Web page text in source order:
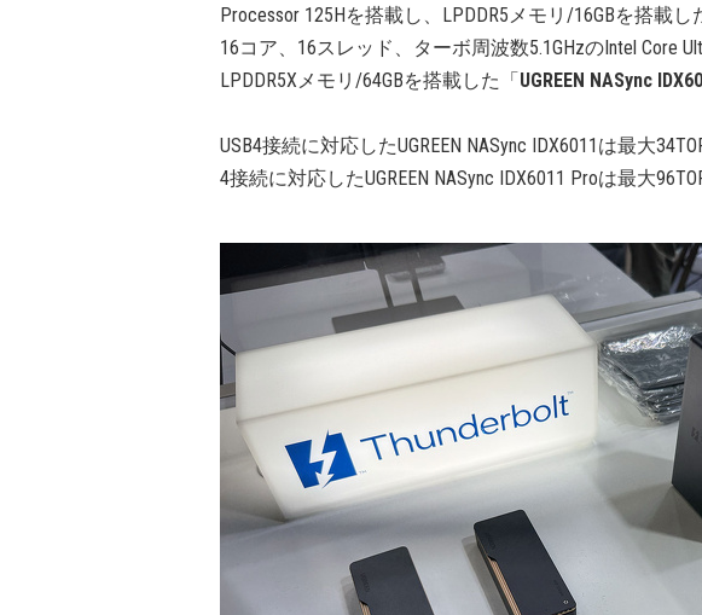
Processor 125Hを搭載し、LPDDR5メモリ/16GBを搭載し
16コア、16スレッド、ターボ周波数5.1GHzのIntel Core
LPDDR5Xメモリ/64GBを搭載した「UGREEN NASync
USB4接続に対応したUGREEN NASync IDX6011は最大
4接続に対応したUGREEN NASync IDX6011 Proは最大